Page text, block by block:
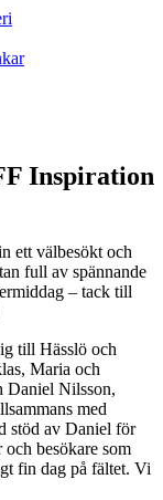
Inspiration
ett välbesökt och
full av spännande
– tack till
till Hässlö och
Maria och
Daniel Nilsson,
med
stöd av Daniel för
besökare som
fin dag på fältet. Vi